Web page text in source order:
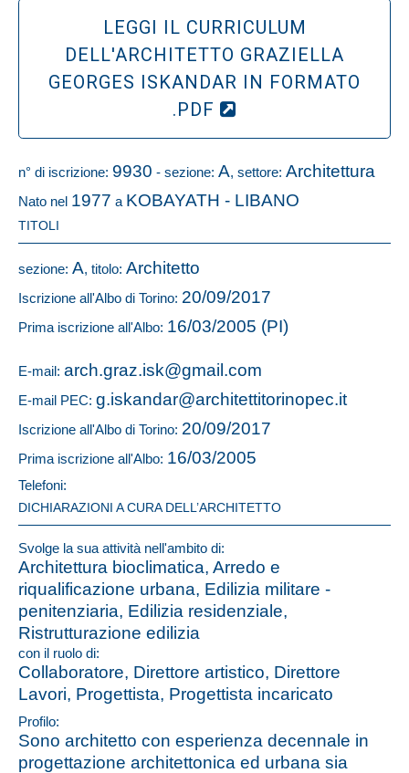
LEGGI IL CURRICULUM
DELL'ARCHITETTO GRAZIELLA
GEORGES ISKANDAR IN FORMATO
.PDF
n° di iscrizione: 9930 - sezione: A, settore: Architettura
Nato nel 1977 a KOBAYATH - LIBANO
TITOLI
sezione: A, titolo: Architetto
Iscrizione all'Albo di Torino: 20/09/2017
Prima iscrizione all'Albo: 16/03/2005 (PI)
E-mail: arch.graz.isk@gmail.com
E-mail PEC: g.iskandar@architettitorinopec.it
Iscrizione all'Albo di Torino: 20/09/2017
Prima iscrizione all'Albo: 16/03/2005
Telefoni:
DICHIARAZIONI A CURA DELL’ARCHITETTO
Svolge la sua attività nell'ambito di:
Architettura bioclimatica, Arredo e
riqualificazione urbana, Edilizia militare -
penitenziaria, Edilizia residenziale,
Ristrutturazione edilizia
con il ruolo di:
Collaboratore, Direttore artistico, Direttore
Lavori, Progettista, Progettista incaricato
Profilo:
Sono architetto con esperienza decennale in
progettazione architettonica ed urbana sia